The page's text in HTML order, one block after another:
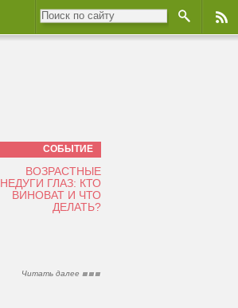
СОБЫТИЕ
ВОЗРАСТНЫЕ
НЕДУГИ ГЛАЗ: КТО
ВИНОВАТ И ЧТО
ДЕЛАТЬ?
Читать далее